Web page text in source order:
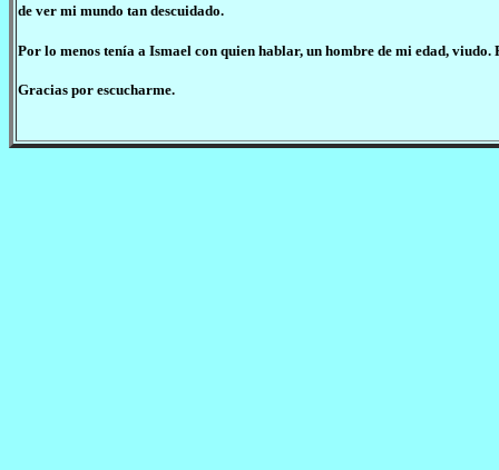
de ver mi mundo tan descuidado.
Por lo menos tenía a Ismael con quien hablar, un hombre de mi edad,
Gracias por escucharme.